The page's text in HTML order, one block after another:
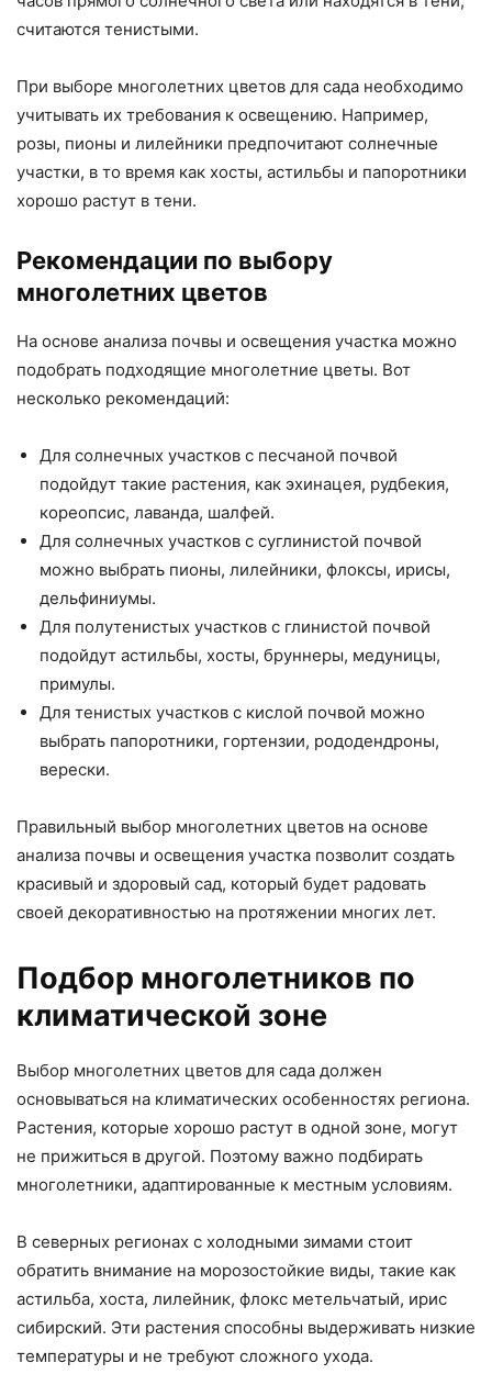
считаются тенистыми.
При выборе многолетних цветов для сада необходимо
учитывать их требования к освещению. Например,
розы, пионы и лилейники предпочитают солнечные
участки, в то время как хосты, астильбы и папоротники
хорошо растут в тени.
Рекомендации по выбору
многолетних цветов
На основе анализа почвы и освещения участка можно
подобрать подходящие многолетние цветы. Вот
несколько рекомендаций:
Для солнечных участков с песчаной почвой
подойдут такие растения, как эхинацея, рудбекия,
кореопсис, лаванда, шалфей.
Для солнечных участков с суглинистой почвой
можно выбрать пионы, лилейники, флоксы, ирисы,
дельфиниумы.
Для полутенистых участков с глинистой почвой
подойдут астильбы, хосты, бруннеры, медуницы,
примулы.
Для тенистых участков с кислой почвой можно
выбрать папоротники, гортензии, рододендроны,
верески.
Правильный выбор многолетних цветов на основе
анализа почвы и освещения участка позволит создать
красивый и здоровый сад, который будет радовать
своей декоративностью на протяжении многих лет.
Подбор многолетников по
климатической зоне
Выбор многолетних цветов для сада должен
основываться на климатических особенностях региона.
Растения, которые хорошо растут в одной зоне, могут
не прижиться в другой. Поэтому важно подбирать
многолетники, адаптированные к местным условиям.
В северных регионах с холодными зимами стоит
обратить внимание на морозостойкие виды, такие как
астильба, хоста, лилейник, флокс метельчатый, ирис
сибирский. Эти растения способны выдерживать низкие
температуры и не требуют сложного ухода.